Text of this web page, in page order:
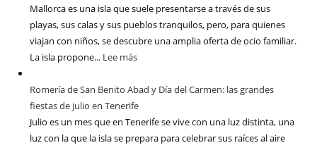
Mallorca es una isla que suele presentarse a través de sus
playas, sus calas y sus pueblos tranquilos, pero, para quienes
viajan con niños, se descubre una amplia oferta de ocio familiar.
La isla propone... Lee más
Romería de San Benito Abad y Día del Carmen: las grandes
fiestas de julio en Tenerife
Julio es un mes que en Tenerife se vive con una luz distinta, una
luz con la que la isla se prepara para celebrar sus raíces al aire